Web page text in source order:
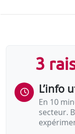
• manquement à
• manquement
l’assiduité, à la
3
L’info
En 10
secteur.